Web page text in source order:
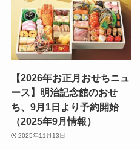
【2026年お正月おせちニュ
ース】明治記念館のおせ
ち、9月1日より予約開始
（2025年9月情報）
2025年11月13日